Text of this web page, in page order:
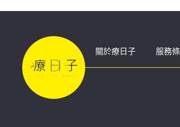
關於療日子 服務